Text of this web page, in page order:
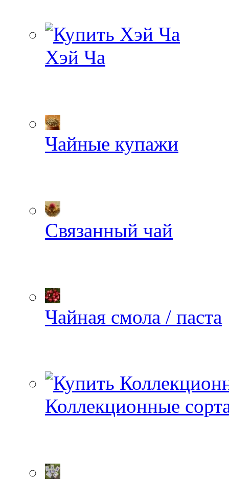
Хэй Ча
Чайные купажи
Связанный чай
Чайная смола / паста
Коллекционные